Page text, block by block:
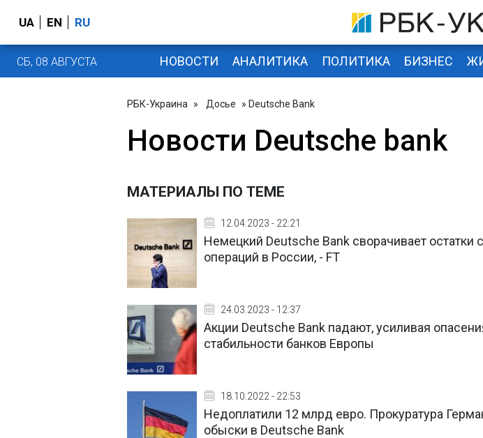
UA EN RU
СБ, 08 АВГУСТА НОВОСТИ АНАЛИТИКА ПОЛИТИКА БИЗНЕС
РБК-Украина » Досье » Deutsche Bank
Новости Deutsche bank
МАТЕРИАЛЫ ПО ТЕМЕ
12.04.2023 - 22:21
Немецкий Deutsche Bank сворачивает остатки
операций в России, - FT
24.03.2023 - 12:37
Акции Deutsche Bank падают, усиливая
стабильности банков Европы
18.10.2022 - 22:53
Недоплатили 12 млрд евро. Прокуратура
обыски в Deutsche Bank